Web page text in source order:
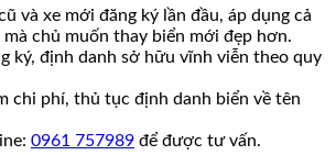
và xe mới đăng ký lần đầu, áp dụng cả
chủ muốn thay biển mới đẹp hơn.
ký, định danh sở hữu vĩnh viễn theo quy
chi phí, thủ tục định danh biển về tên
0961 757989 để được tư vấn.